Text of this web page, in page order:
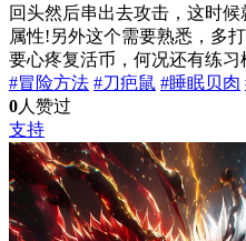
回头然后串出去攻击，这时
属性!另外这个需要熟悉，多
要心疼复活币，何况还有练习
#冒险方法 #刀疤鼠 #睡眠贝肉
0人赞过
支持